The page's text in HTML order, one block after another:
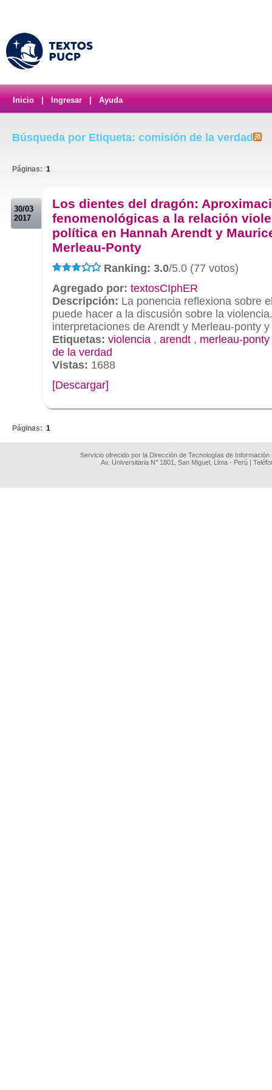
Inicio Ingresar Ayuda
Búsqueda por Etiqueta: comisión de la verdad
Páginas: 1
30/03
2017
Los dientes del dragón:
fenomenológicas a la relación
política en Hannah Arendt y
Merleau-Ponty
Ranking: 3.0/5.0 (77 votos)
Agregado por: textosCIphER
Descripción: La ponencia reflexiona sobre
puede hacer a la discusión sobre la
interpretaciones de Arendt y Merleau-ponty
Etiquetas: violencia , arendt , merleau-ponty
de la verdad
Vistas: 1688
[Descargar]
Páginas: 1
Servicio ofrecido por la Dirección de Tecnologías de
Av. Universitaria N° 1801, San Miguel, Lima - Perú |